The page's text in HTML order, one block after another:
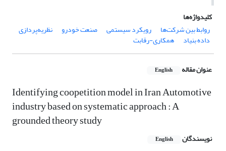
کلیدواژه‌ها
روابط بین شرکت‌ها
رویکرد سیستمی صنعت خودرو نظریه‌پردازی
داده بنیاد همکاری-رقابت
عنوان مقاله English
Identifying coopetition model in Iran Automotive
industry based on systematic approach : A
grounded theory study
نویسندگان English